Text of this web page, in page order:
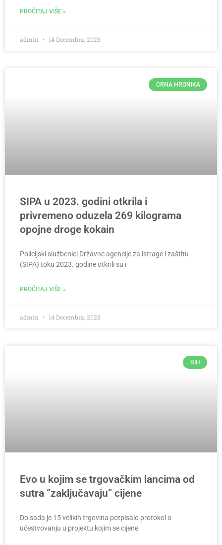
PROČITAJ VIŠE »
admin 14 Decembra, 2023
CRNA HRONIKA
SIPA u 2023. godini otkrila i
privremeno oduzela 269 kilograma
opojne droge kokain
Policijski službenici Državne agencije za istrage i zaštitu
(SIPA) toku 2023. godine otkrili su i
PROČITAJ VIŠE »
admin 14 Decembra, 2023
BIH
Evo u kojim se trgovačkim lancima od
sutra “zaključavaju” cijene
Do sada je 15 velikih trgovina potpisalo protokol o
učestvovanju u projektu kojim se cijene